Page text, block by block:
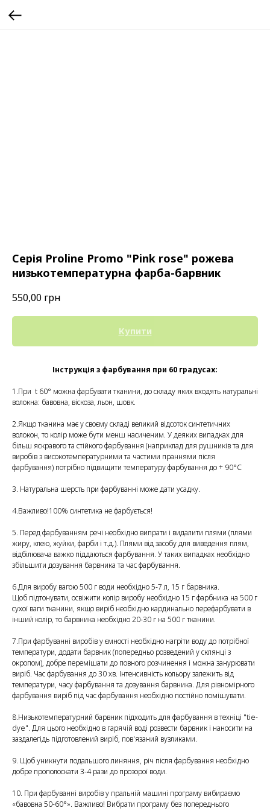
Серія Proline Promo "Pink rose" рожева
низькотемпературна фарба-барвник
550,00 грн
Купити
Інструкція з фарбування при 60 градусах:
1.При t 60° можна фарбувати тканини, до складу яких входять натуральні
волокна: бавовна, віскоза, льон, шовк.
2.Якщо тканина має у своєму складі великий відсоток синтетичних
волокон, то колір може бути менш насиченим. У деяких випадках для
більш яскравого та стійкого фарбування (наприклад для рушників та для
виробів з високотемпературними та частими праннями після
фарбування) потрібно підвищити температуру фарбування до + 90°С
3. Натуральна шерсть при фарбуванні може дати усадку.
4.Важливо!100% синтетика не фарбується!
5. Перед фарбуванням речі необхідно випрати і видалити плями (плями
жиру, клею, жуйки, фарби і т.д.). Плями від засобу для виведення плям,
відбілювача важко піддаються фарбування. У таких випадках необхідно
збільшити дозування барвника та час фарбування.
6.Для виробу вагою 500 г води необхідно 5-7 л, 15 г барвника.
Щоб підтонувати, освіжити колір виробу необхідно 15 г фарбника на 500 г
сухої ваги тканини, якщо виріб необхідно кардинально перефарбувати в
інший колір, то барвника необхідно 20-30 г на 500 г тканини.
7.При фарбуванні виробів у ємності необхідно нагріти воду до потрібної
температури, додати барвник (попередньо розведений у склянці з
окропом), добре перемішати до повного розчинення і можна занурювати
виріб. Час фарбування до 30 хв. Інтенсивність кольору залежить від
температури, часу фарбування та дозування барвника. Для рівномірного
фарбування виріб під час фарбування необхідно постійно помішувати.
8.Низькотемпературний барвник підходить для фарбування в техніці "tie-
dye". Для цього необхідно в гарячій воді розвести барвник і наносити на
заздалегідь підготовлений виріб, пов'язаний вузликами.
9. Щоб уникнути подальшого линяння, річ після фарбування необхідно
добре прополоскати 3-4 рази до прозорої води.
10. При фарбуванні виробів у пральній машині програму вибираємо
«бавовна 50-60°». Важливо! Вибрати програму без попереднього